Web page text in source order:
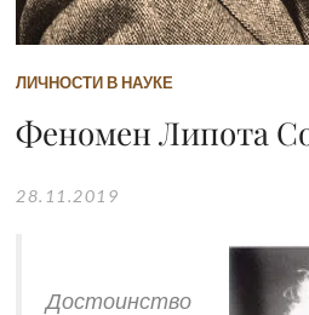
ЛИЧНОСТИ В НАУКЕ
Феномен Липота
28.11.2019
Достоинство